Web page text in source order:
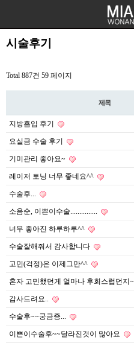
시술후기
Total 887건 59 페이지
제목
지방흡입 후기
요실금 수술 후기
기미관리 좋아요~
레이저 토닝 너무 좋네요^^
수술후...
소음순, 이쁜이수술...............
너무 좋아진 하루하루^^
수술잘해줘서 감사합니다
고민(걱정)은 이제그만^^
혼자 고민했던게 얼마나 후회스럽던지~
감사드려요..
수술후~~궁금증...
이쁜이수술후~~달라진것이 많아요